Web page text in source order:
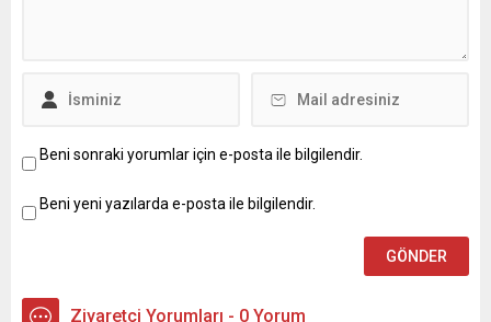
Beni sonraki yorumlar için e-posta ile bilgilendir.
Beni yeni yazılarda e-posta ile bilgilendir.
Ziyaretçi Yorumları - 0 Yorum